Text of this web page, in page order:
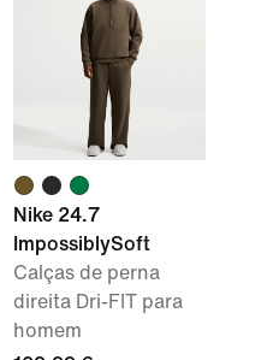
Nike 24.7
ImpossiblySoft
Calças de perna
direita Dri-FIT para
homem